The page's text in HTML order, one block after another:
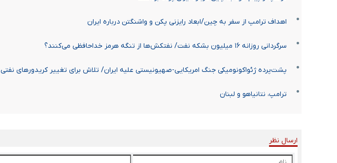
اهداف ترامپ از سفر به چین/ابعاد رایزنی پکن و واشنگتن درباره ایران
سرگردانی روزانه ۱۶ میلیون بشکه نفت/ نفتکش‌ها از تنگه هرمز خداحافظی می‌کنند؟
پشت‌پرده ژئواکونومیکی جنگ امریکایی-صهیونیستی علیه ایران/ تلاش برای تغییر کریدورهای نفتی
ترامپ، نتانیاهو و لبنان
ارسال نظر